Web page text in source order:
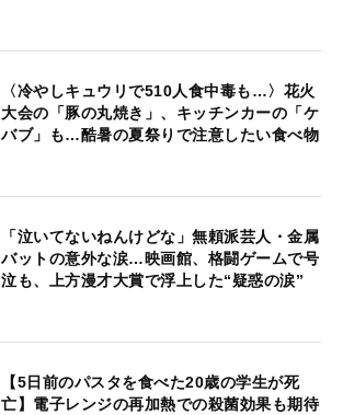
〈冷やしキュウリで510人食中毒も…〉花火
大会の「豚の丸焼き」、キッチンカーの「ケ
バブ」も…酷暑の夏祭りで注意したい食べ物
「泣いてないねんけどな」無頼派芸人・金属
バットの意外な涙…映画館、格闘ゲームで号
泣も、上方漫才大賞で浮上した“疑惑の涙”
【5日前のパスタを食べた20歳の学生が死
亡】電子レンジの再加熱での殺菌効果も期待